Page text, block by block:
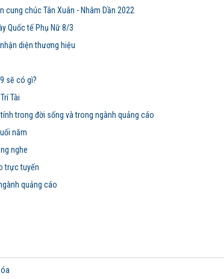
cung chúc Tân Xuân - Nhâm Dần 2022
Quốc tế Phụ Nữ 8/3
diện thương hiệu
sẽ có gì?
Tài
trong đời sống và trong ngành quảng cáo
năm
nghe
trực tuyến
quảng cáo